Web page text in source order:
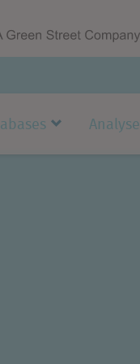
Analyse